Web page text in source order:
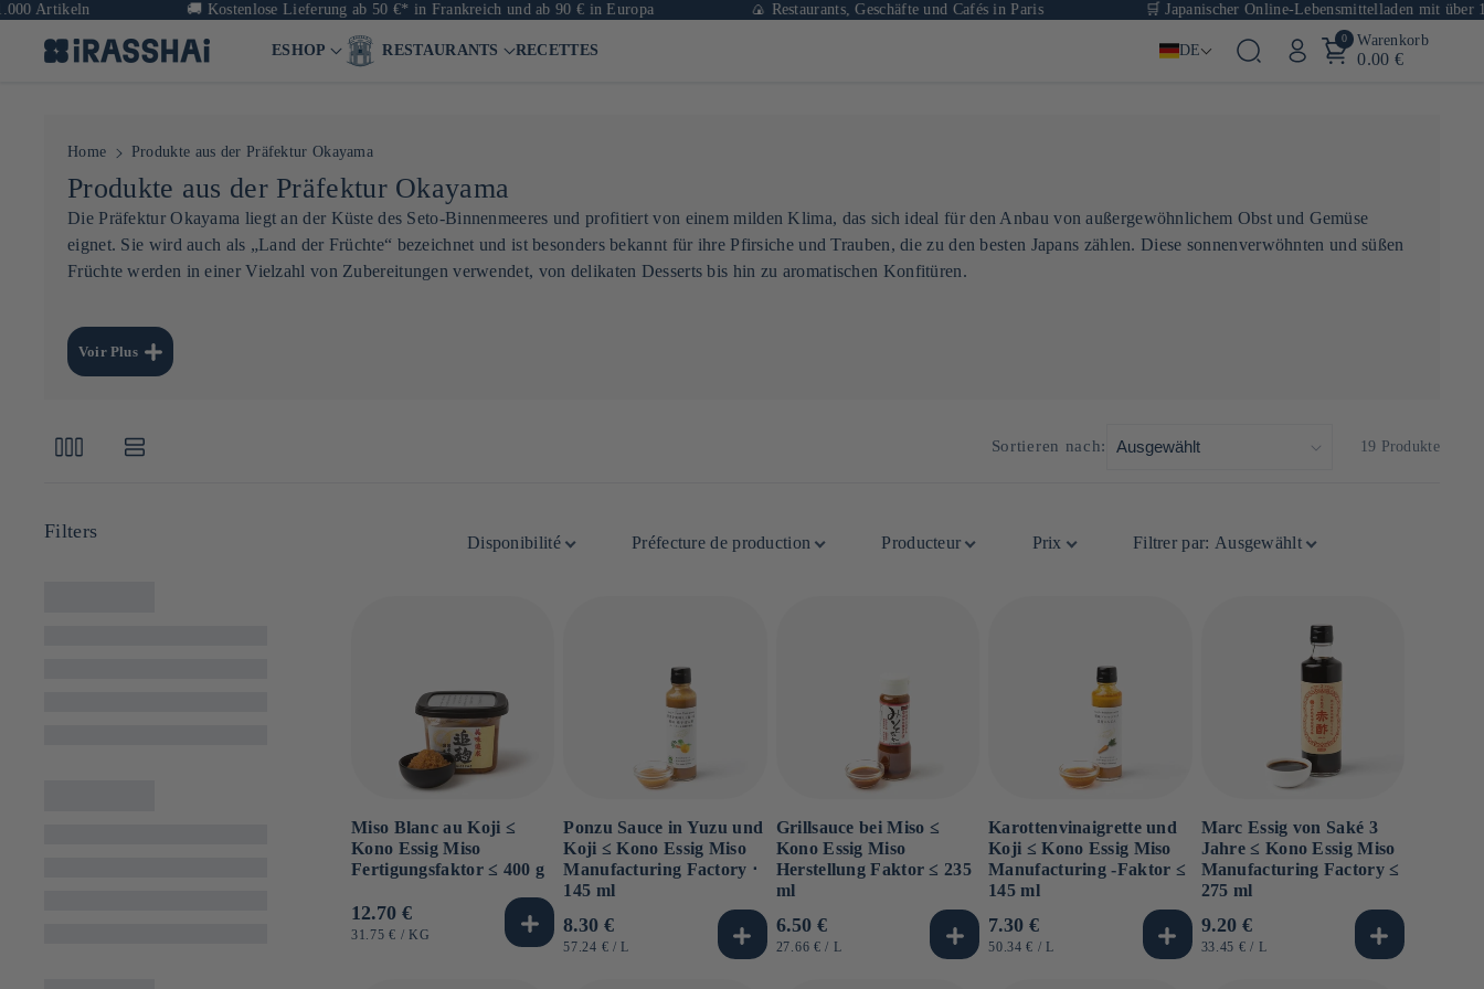
Artikeln Kostenlose Lieferung ab 50 €* in Frankreich und ab 90 € in Europa 🍙 Restaurants, Geschäfte und Cafés in Paris 🛒 Japanischer Online-Lebensmittelladen mit über
ESHOP RESTAURANTS RECETTES DE
0 Warenkorb
0.00 €
Home Produkte aus der Präfektur Okayama
K
a
t
g
o
e
Produkte aus der Präfektur Okayama
Die Präfektur Okayama liegt an der Küste des Seto-Binnenmeeres und profitiert von einem milden Klima, das sich ideal für den Anbau von außergewöhnlichem Obst und Gemüse
eignet. Sie wird auch als „Land der Früchte“ bezeichnet und ist besonders bekannt für ihre Pfirsiche und Trauben, die zu den besten Japans zählen. Diese sonnenverwöhnten und süßen
Früchte werden in einer Vielzahl von Zubereitungen verwendet, von delikaten Desserts bis hin zu aromatischen Konfitüren.
Okayama ist zudem eine Hochburg des
werden, um die natürlichen Aromen der Region zu bewahren. Die Region ist zudem bekannt für ihre Kibi-Dango, traditionelle Süßigkeiten auf Reisbasis, die für ihre weiche Konsistenz
und ihren subtilen Geschmack geschätzt werden
Voir Plus
Sortieren nach: 19 Produkte
Disponibilité Préfecture de production Producteur Prix Filtrer par: Ausgewählt
Miso Blanc au Koji ≤
Kono Essig Miso
Fertigungsfaktor ≤ 400 g
Normaler
Preis
12.70 €
GRUNDPREIS
31.75 € / PRO
KG
Ponzu Sauce in Yuzu und
Koji ≤ Kono Essig Miso
Manufacturing Factory ⋅
145 ml
Normaler
Preis
8.30 €
GRUNDPREIS
57.24 € / PRO
L
Grillsauce bei Miso ≤
Kono Essig Miso
Herstellung Faktor ≤ 235
ml
Normaler
Preis
6.50 €
GRUNDPREIS
27.66 € / PRO
L
Karottenvinaigrette und
Koji ≤ Kono Essig Miso
Manufacturing -Faktor ≤
145 ml
Normaler
Preis
7.30 €
GRUNDPREIS
50.34 € / PRO
L
Marc Essig von Saké 3
Jahre ≤ Kono Essig Miso
Manufacturing Factory ≤
275 ml
Normaler
Preis
9.20 €
GRUNDPREIS
33.45 € / PRO
L